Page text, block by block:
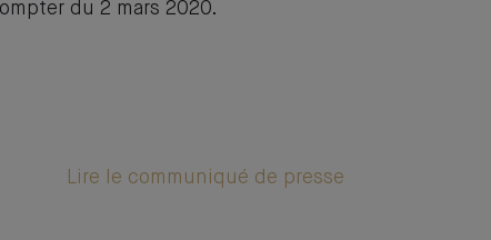
du 2 mars 2020.
Lire le communiqué de presse